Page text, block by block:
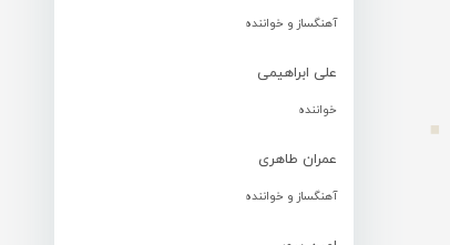
آهنگساز و خواننده
علی ابراهیمی
خواننده
عمران طاهری
آهنگساز و خواننده